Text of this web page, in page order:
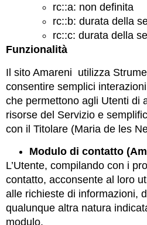
rc::a: non definita
rc::b: durata della
rc::c: durata della
Funzionalità
Il sito Amareni utilizza
consentire semplici
che permettono agli Utenti di
risorse del Servizio e
con il Titolare (Maria de les
Modulo di contatto
L’Utente, compilando con i
contatto, acconsente al loro
alle richieste di informazioni,
qualunque altra natura
modulo.